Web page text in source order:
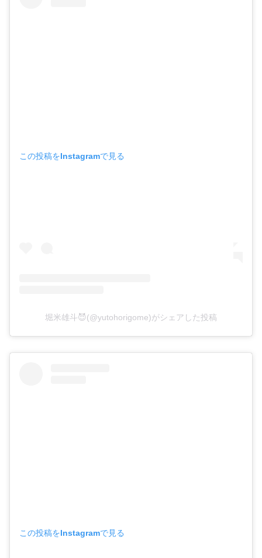
この投稿をInstagramで見る
堀米雄斗😈(@yutohorigome)がシェアした投稿
この投稿をInstagramで見る